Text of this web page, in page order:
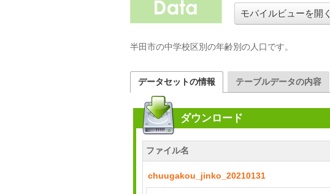
モバイルビューを開く
半田市の中学校区別の年齢別の人口です。
データセットの情報 テーブルデータの内容
ダウンロード
ファイル名
chuugakou_jinko_20210131